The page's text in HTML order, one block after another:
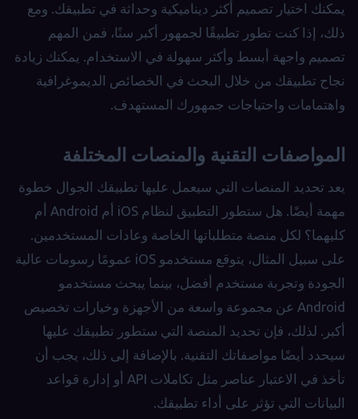
يمكنك اختيار تصميم أكثر ديناميكية وحداثة في تطبيقك. ومع
ذلك، إذا كنت تطور تطبيقًا لجمهور أكبر سنًا، فمن المهم
تصميم واجهة أبسط وأكثر سهولة في الاستخدام. يمكنك زيادة
نجاح تطبيقك من خلال البحث في الخصائص الديموغرافية
واهتمامات واحتياجات جمهورك المستهدف.
المواصفات التقنية والمنصات المختلفة
يعد تحديد المنصات التي سيعمل عليها تطبيقك الجوال خطوة
مهمة أيضًا. هل ستطور التطبيق لنظام iOS أم Android أم
كليهما؟ لكل منصة متطلباتها الخاصة وعادات المستخدمين.
على سبيل المثال، يتوقع مستخدمو iOS عمومًا رسومات عالية
الجودة وتجربة مستخدم أفضل، بينما يبحث مستخدمو
Android عن مجموعة واسعة من الأجهزة وخيارات تخصيص
أكبر. لذلك، فإن تحديد المنصة التي ستطور تطبيقك عليها
سيحدد أيضًا مواصفاتك التقنية. بالإضافة إلى ذلك، يجب أن
تأخذ في الاعتبار عناصر مثل تكاملات API أو إدارة قواعد
البيانات التي تؤثر على أداء تطبيقك.